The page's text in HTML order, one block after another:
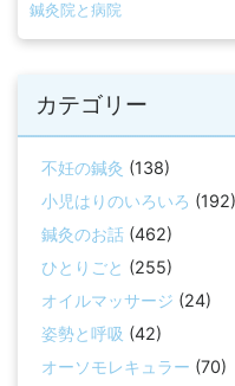
鍼灸院と病院
カテゴリー
不妊の鍼灸 (138)
小児はりのいろいろ (192)
鍼灸のお話 (462)
ひとりごと (255)
オイルマッサージ (24)
姿勢と呼吸 (42)
オーソモレキュラー (70)